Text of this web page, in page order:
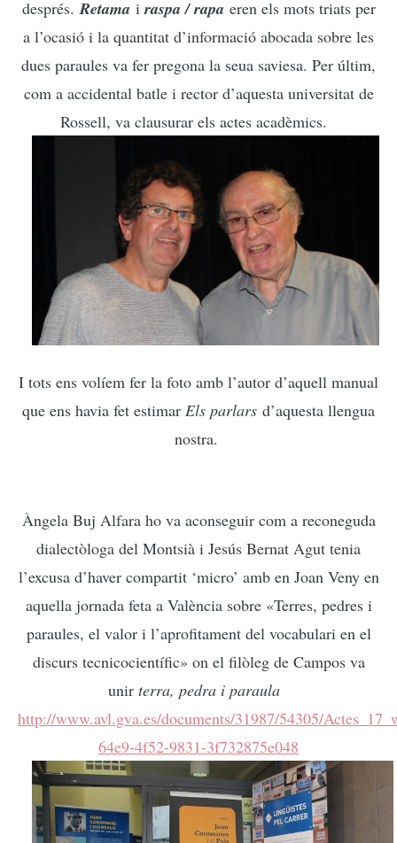
després.Retama iraspa / rapa eren els mots triats per
a l’ocasió i la quantitat d’informació abocada sobre les
dues paraules va fer pregona la seua saviesa. Per últim,
com a accidental batle i rector d’aquesta universitat de
Rossell, va clausurar els actes acadèmics.
I tots ens volíem fer la foto amb l’autor d’aquell manual
que ens havia fet estimar Els parlars d’aquesta llengua
nostra.
Àngela Buj Alfara ho va aconseguir com a reconeguda
dialectòloga del Montsià i Jesús Bernat Agut tenia
l’excusa d’haver compartit ‘micro’ amb en Joan Veny en
aquella jornada feta a València sobre «Terres, pedres i
paraules, el valor i l’aprofitament del vocabulari en el
discurs tecnicocientífic» on el filòleg de Campos va
unir terra, pedra i paraula
http://www.avl.gva.es/documents/31987/54305/
64e9-4f52-9831-3f732875e048